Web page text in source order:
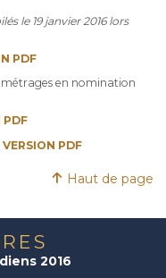
le 19 janvier 2016 lors
PDF
en nomination
PDF
VERSION PDF
Haut de page
2016